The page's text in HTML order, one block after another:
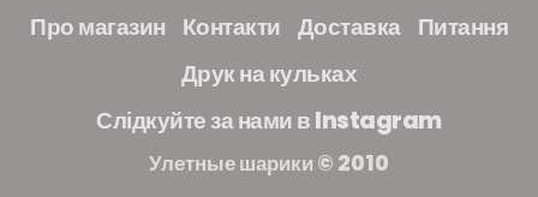
Про магазин Контакти Доставка Питання
Друк на кульках
Слідкуйте за нами в Instagram
Улетные шарики © 2010